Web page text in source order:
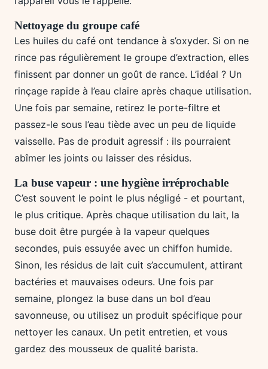
Nettoyage du groupe café
Les huiles du café ont tendance à s’oxyder. Si on ne
rince pas régulièrement le groupe d’extraction, elles
finissent par donner un goût de rance. L’idéal ? Un
rinçage rapide à l’eau claire après chaque utilisation.
Une fois par semaine, retirez le porte-filtre et
passez-le sous l’eau tiède avec un peu de liquide
vaisselle. Pas de produit agressif : ils pourraient
abîmer les joints ou laisser des résidus.
La buse vapeur : une hygiène irréprochable
C’est souvent le point le plus négligé - et pourtant,
le plus critique. Après chaque utilisation du lait, la
buse doit être purgée à la vapeur quelques
secondes, puis essuyée avec un chiffon humide.
Sinon, les résidus de lait cuit s’accumulent, attirant
bactéries et mauvaises odeurs. Une fois par
semaine, plongez la buse dans un bol d’eau
savonneuse, ou utilisez un produit spécifique pour
nettoyer les canaux. Un petit entretien, et vous
gardez des mousseux de qualité barista.